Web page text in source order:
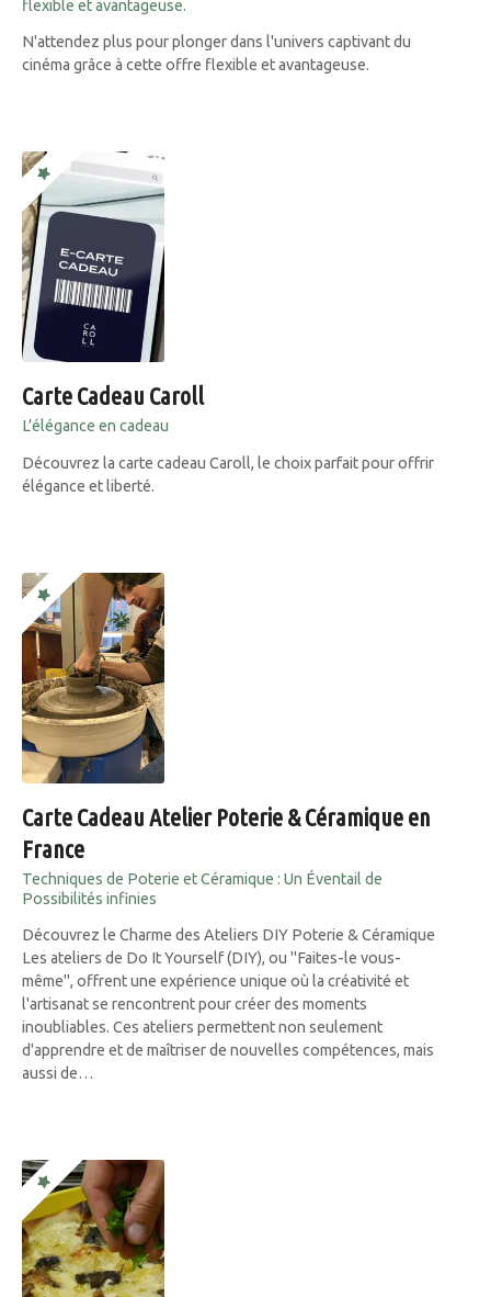
flexible et avantageuse.
N'attendez plus pour plonger dans l'univers captivant du
cinéma grâce à cette offre flexible et avantageuse.
Carte Cadeau Caroll
L’élégance en cadeau
Découvrez la carte cadeau Caroll, le choix parfait pour offrir
élégance et liberté.
Carte Cadeau Atelier Poterie & Céramique en
France
Techniques de Poterie et Céramique : Un Éventail de
Possibilités infinies
Découvrez le Charme des Ateliers DIY Poterie & Céramique
Les ateliers de Do It Yourself (DIY), ou "Faites-le vous-
même", offrent une expérience unique où la créativité et
l'artisanat se rencontrent pour créer des moments
inoubliables. Ces ateliers permettent non seulement
d'apprendre et de maîtriser de nouvelles compétences, mais
aussi de…